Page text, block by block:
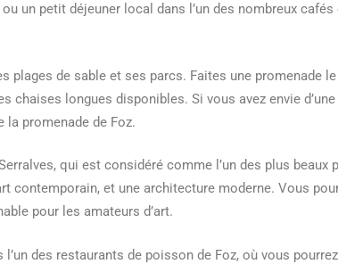
un petit déjeuner local dans l’un des nombreux cafés
plages de sable et ses parcs. Faites une promenade
chaises longues disponibles. Si vous avez envie d’une
la promenade de Foz.
qui est considéré comme l’un des plus beaux
contemporain, et une architecture moderne. Vous
pour les amateurs d’art.
des restaurants de poisson de Foz, où vous pourrez